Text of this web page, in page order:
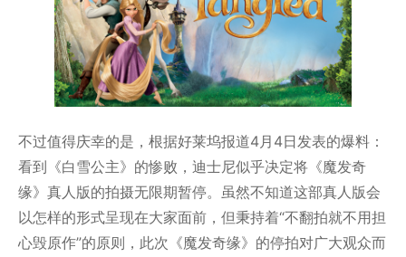
不过值得庆幸的是，根据好莱坞报道4月4日发表的爆料：
看到《白雪公主》的惨败，迪士尼似乎决定将《魔发奇
缘》真人版的拍摄无限期暂停。虽然不知道这部真人版会
以怎样的形式呈现在大家面前，但秉持着“不翻拍就不用担
心毁原作”的原则，此次《魔发奇缘》的停拍对广大观众而